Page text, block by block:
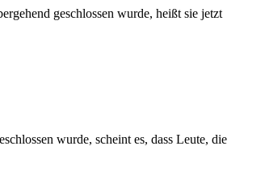
geschlossen wurde, heißt sie jetzt
wurde, scheint es, dass Leute, die